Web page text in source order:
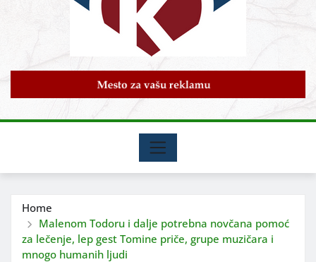
Home
Malenom Todoru i dalje potrebna novčana pomoć
za lečenje, lep gest Tomine priče, grupe muzičara i
mnogo humanih ljudi